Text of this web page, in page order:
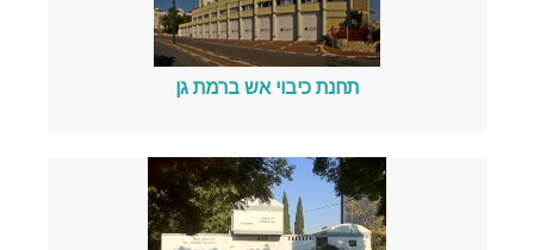
תחנת כיבוי אש ברמת גן